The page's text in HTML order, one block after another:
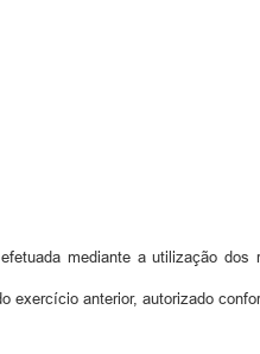
mediante a utilização
exercício anterior, autorizado